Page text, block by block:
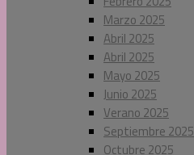
Marzo 2025
Abril 2025
Abril 2025
Mayo 2025
Junio 2025
Verano 2025
Septiembre 2025
Octubre 2025